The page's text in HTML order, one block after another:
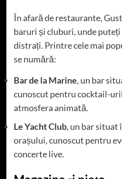
În afară de restaurante,
baruri și cluburi, unde puteți
distrați. Printre cele mai
se numără:
Bar de la Marine, un bar
cunoscut pentru cocktail-
atmosfera animată.
Le Yacht Club, un bar situat
orașului, cunoscut pentru
concerte live.